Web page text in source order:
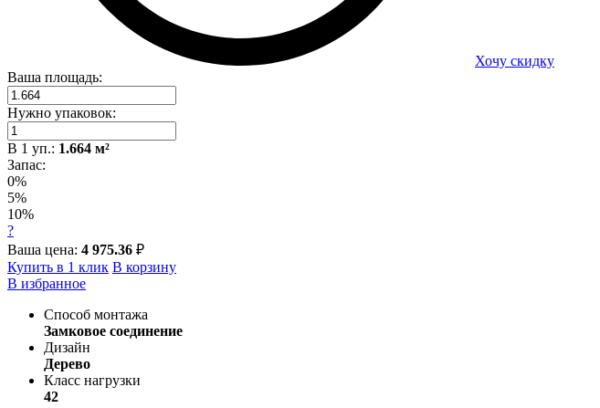
Хочу скидку
Ваша площадь:
Нужно упаковок:
В 1 уп.: 1.664 м²
Запас:
0%
5%
10%
?
Ваша цена: 4 975.36 ₽
Купить в 1 клик В корзину
В избранное
Способ монтажа
Замковое соединение
Дизайн
Дерево
Класс нагрузки
42